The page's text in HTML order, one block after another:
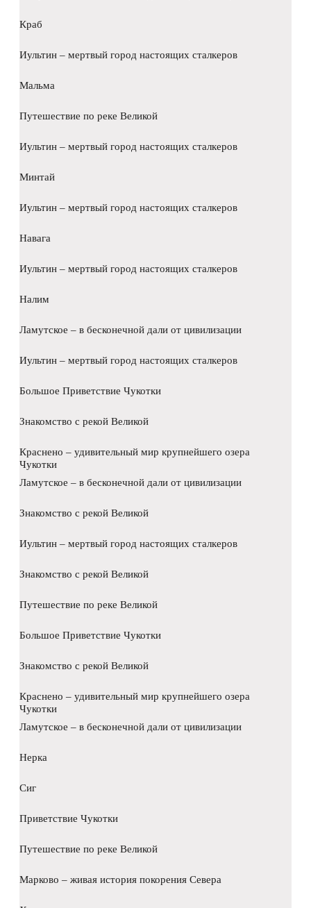
Краб
Иультин – мертвый город настоящих сталкеров
Мальма
Путешествие по реке Великой
Иультин – мертвый город настоящих сталкеров
Минтай
Иультин – мертвый город настоящих сталкеров
Навага
Иультин – мертвый город настоящих сталкеров
Налим
Ламутское – в бесконечной дали от цивилизации
Иультин – мертвый город настоящих сталкеров
Большое Приветствие Чукотки
Знакомство с рекой Великой
Краснено – удивительный мир крупнейшего озера
Чукотки
Ламутское – в бесконечной дали от цивилизации
Знакомство с рекой Великой
Иультин – мертвый город настоящих сталкеров
Знакомство с рекой Великой
Путешествие по реке Великой
Большое Приветствие Чукотки
Знакомство с рекой Великой
Краснено – удивительный мир крупнейшего озера
Чукотки
Ламутское – в бесконечной дали от цивилизации
Нерка
Сиг
Приветствие Чукотки
Путешествие по реке Великой
Марково – живая история покорения Севера